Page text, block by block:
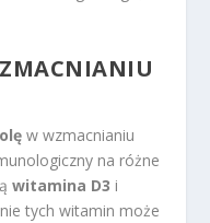
w wzmacnianiu
na różne
witamina D3 i
tych witamin może